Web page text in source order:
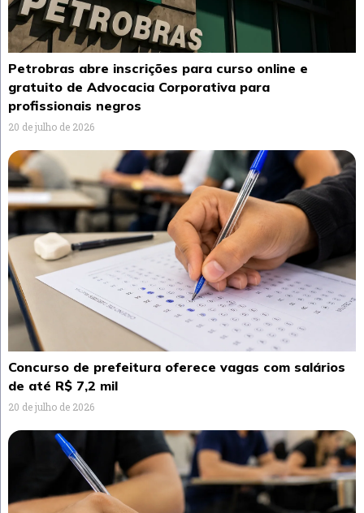
Petrobras abre inscrições para curso online e
gratuito de Advocacia Corporativa para
profissionais negros
20 de julho de 2026
Concurso de prefeitura oferece vagas com salários
de até R$ 7,2 mil
20 de julho de 2026